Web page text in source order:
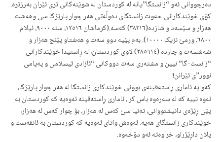
دەرچووانی ئەو “زانستگا”یانە لە کوردستان لە شوێنەکانی تری ئێران بەرزترە.
کۆی خوێندکارانی حەوت زانستگای دەوڵەتی هەر چوار پارێزگا سی وهەشت
هەزار و سێسەد و شازدە(٣٨٣١٦) کەسە.(کرماشان ١٢٥١٦، سنە ٩٠٠٠، ئیلام
٦٨٠٠، ورمێ نزیک ١٠٠٠٠). بەم پێیە دوو سەت و هەشتاو پێنج هەزار و
شەشسەت و چاردە (٢٨٥٦١٤) لاوی کوردستان، لە ڕاستیدا خوێندکارانی
“زانست-گا” نیین و مشتەری سەت دووکانی “ئازادی ئیسلامی و پەیامی
نوور”ی ئێرانن!
کەوایە ئاماری ڕاستەقینەی بوونی خوێندکاری زانستگا لە هەر چوار پارێزگا،
ئەوە نییە کە لە سەرەوە باس کرا، ئاماری ڕاستەقینە ئەوەیە کە کوردستان بە
پێی ڕێژەی دانیشتووانی، تەنیا سێ کەس لە هەزار، بۆ چوار کەس لە هەزار،
خوێندکاری زانستگای هەیە. ئەوەش واتای ئەوەیە کە کوردستان بە ئانقەست و
پلان داڕێژراو، خراوەتە ئەو دۆخەوە.